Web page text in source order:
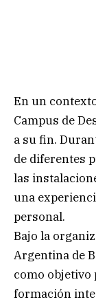
En un
Campus de
a su fin.
de diferentes
las
una
personal.
Bajo la
Argentina de
como
formación